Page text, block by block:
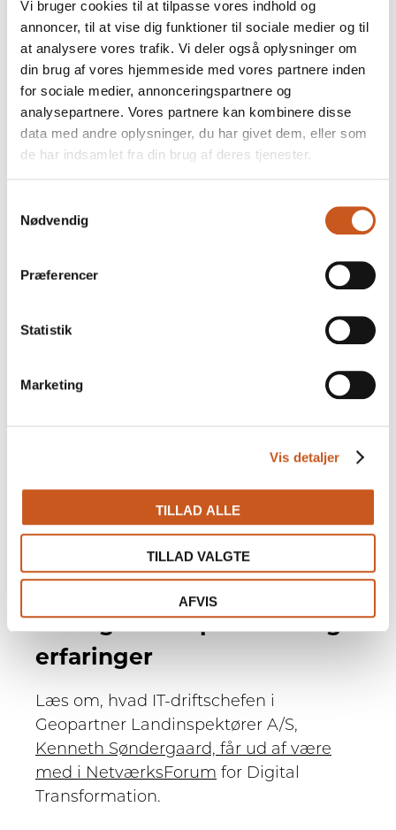
Vi bruger cookies til at tilpasse vores indhold og
annoncer, til at vise dig funktioner til sociale medier og til
at analysere vores trafik. Vi deler også oplysninger om
din brug af vores hjemmeside med vores partnere inden
for sociale medier, annonceringspartnere og
analysepartnere. Vores partnere kan kombinere disse
data med andre oplysninger, du har givet dem, eller som
de har indsamlet fra din brug af deres tjenester.
Nødvendig
Præferencer
Statistik
Marketing
Vis detaljer
TILLAD ALLE
TILLAD VALGTE
AFVIS
have et fast greb om.
Otte møder – 50 timers
sparring med verdens
bedste rådgivere
De fysiske dagsmøder afholdes i en
og ét fysisk møde som et døgnmøde
Mellem møderne udveksler I ideer og
medlemsunivers.
af ca. 15 medlemmer, som enten er CIO,
ansvaret for virksomhedens digitale
transformation. Vi har fokus på det
planer, samt de erfaringer og resultater,
gruppen.
Deltagernes oplevelser og
erfaringer
Læs om, hvad IT-driftschefen i
Geopartner Landinspektører A/S,
Kenneth Søndergaard, får ud af være
med i NetværksForum for Digital
Transformation.